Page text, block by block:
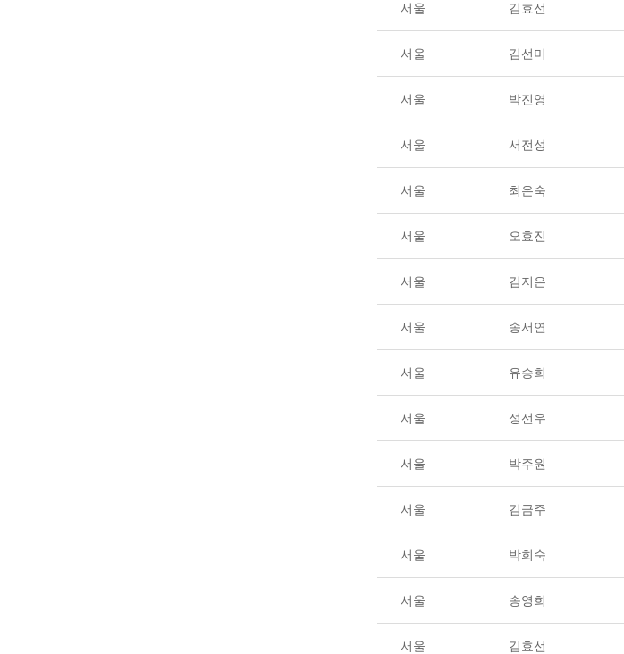
서울 김효선
서울 김선미
서울 박진영
서울 서전성
서울 최은숙
서울 오효진
서울 김지은
서울 송서연
서울 유승희
서울 성선우
서울 박주원
서울 김금주
서울 박희숙
서울 송영희
서울 김효선